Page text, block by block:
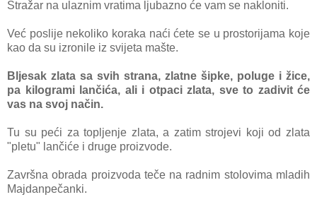
Stražar na ulaznim vratima ljubazno će vam se nakloniti.
Već poslije nekoliko koraka naći ćete se u prostorijama koje
kao da su izronile iz svijeta mašte.
Bljesak zlata sa svih strana, zlatne šipke, poluge i žice,
pa kilogrami lančića, ali i otpaci zlata, sve to zadivit će
vas na svoj način.
Tu su peći za topljenje zlata, a zatim strojevi koji od zlata
"pletu" lančiće i druge proizvode.
Završna obrada proizvoda teče na radnim stolovima mladih
Majdanpečanki.